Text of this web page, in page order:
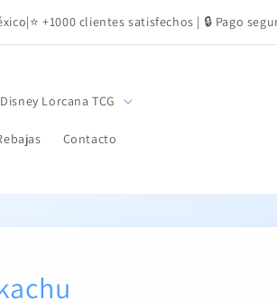
|⭐ +1000 clientes satisfechos | 🔒 Pago
Disney Lorcana TCG
Contacto